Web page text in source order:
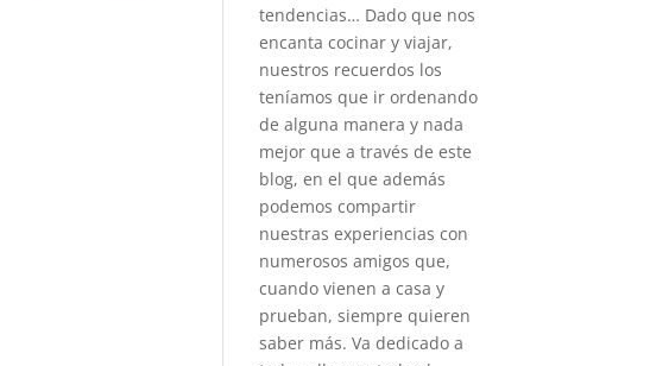
tendencias… Dado que nos
encanta cocinar y viajar,
nuestros recuerdos los
teníamos que ir ordenando
de alguna manera y nada
mejor que a través de este
blog, en el que además
podemos compartir
nuestras experiencias con
numerosos amigos que,
cuando vienen a casa y
prueban, siempre quieren
saber más. Va dedicado a